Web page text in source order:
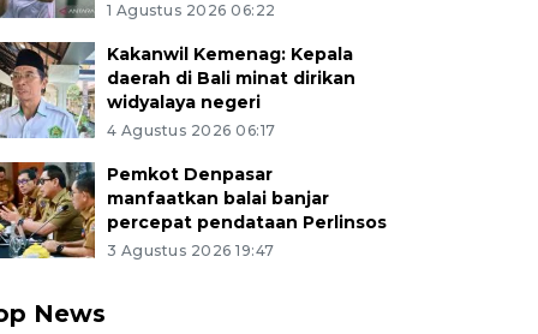
1 Agustus 2026 06:22
Kakanwil Kemenag: Kepala
daerah di Bali minat dirikan
widyalaya negeri
4 Agustus 2026 06:17
Pemkot Denpasar
manfaatkan balai banjar
percepat pendataan Perlinsos
3 Agustus 2026 19:47
News